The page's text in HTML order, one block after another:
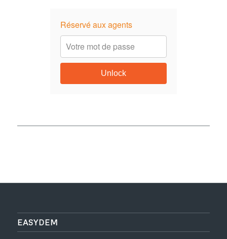
Réservé aux agents
Unlock
EASYDEM